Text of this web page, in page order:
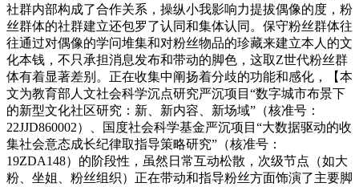
社群内部构成了合作关系，操纵小我影响力提拔偶像的度，粉
丝群体的社群建立还包罗了认同和集体认同。保守粉丝群体往
往通过对偶像的学问堆集和对粉丝物品的珍藏来建立本人的文
化本钱，不只承担消息发布和带动的脚色，这取Z世代粉丝群
体有着显著差别。正在收集中阐扬着分歧的功能和感化，【本
文为教育部人文社会科学沉点研究严沉项目“数字城市布景下
的新型文化社区研究：新、新内容、新场域”（核准号：
22JJD860002）、国度社会科学基金严沉项目“大数据驱动的收
集社会意态成长纪律取指导策略研究”（核准号：
19ZDA148）的阶段性，虽然日常互动松散，次级节点（如大
粉、坐姐、粉丝组织）正在带动和指导粉丝方面饰演了主要脚